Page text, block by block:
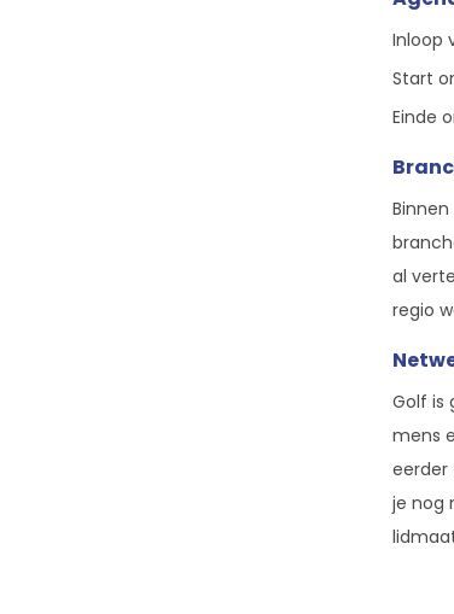
Inloop
Start
Einde
al
regio
Golf is
mens
eerder
je nog